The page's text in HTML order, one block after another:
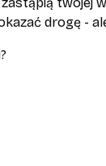
drogę -